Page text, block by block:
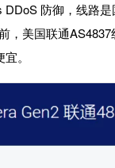
防御，线路是
，美国联通
。